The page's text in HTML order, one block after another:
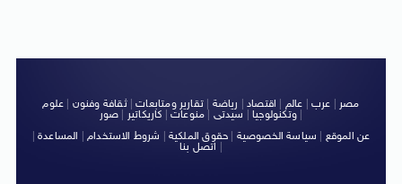
مصر عرب عالم اقتصاد رياضة |تقارير ومتابعات|ثقافة وفنون
علوم
وتكنولوجيا| سيدتى منوعات كاريكاتير صور
|
عن الموقع
سياسة الخصوصية حقوق الملكية شروط الاستخدام| المساعدة|
اتصل بنا